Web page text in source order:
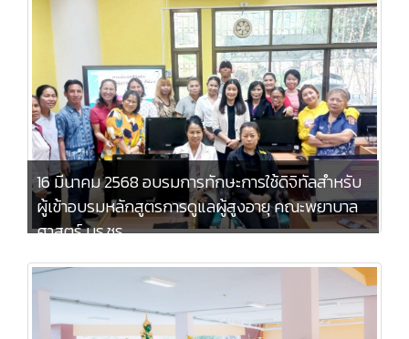
16 มีนาคม 2568 อบรมการทักษะการใช้ดิจิทัลสำหรับ
ผู้เข้าอบรมหลักสูตรการดูแลผู้สูงอายุ คณะพยาบาล
ศาสตร์ มร.ชร.